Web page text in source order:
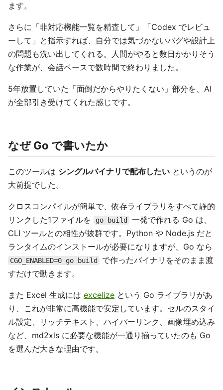
ます。
さらに「非対応機能一覧を精査して」「Codex でレビュ
ーして」と指示すれば、自分では気づかないバグや設計上
の問題も洗い出してくれる。人間がやると数日かかりそう
な作業が、会話ベースで数時間で終わりました。
5年放置していた「面倒だからやりたくない」部分を、AI
が全部引き受けてくれた感じです。
なぜ Go で書いたか
このツールは シングルバイナリで配布したい というのが
大前提でした。
クロスコンパイルが簡単で、依存ライブラリをすべて静的
リンクした1ファイルを
go build
一発で作れる Go は、
CLI ツールとの相性が抜群です。Python や Node.js だと
ランタイムのインストールが必要になりますが、Go なら
CGO_ENABLED=0 go build
で作ったバイナリをそのまま渡
すだけで動きます。
また Excel 生成には excelize という Go ライブラリがあ
り、これが非常に高機能で安定しています。セルのスタイ
ル設定、リッチテキスト、ハイパーリンク、画像埋め込み
など、md2xls に必要な機能が一通り揃っていたのも Go
を選んだ大きな理由です。